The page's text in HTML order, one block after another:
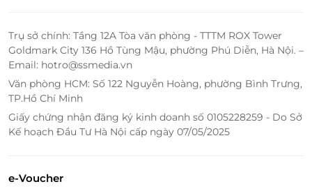
bạn có thể thưởng thức những món lẩu tuyệt vời tại
Cân Taiwanese Street Hotpot một cách nhanh
chóng và tiện lợi. LifeLink là nền tảng mua sắm trực
tuyến uy tín, cho phép bạn mua thẻ quà tặng với
thanh toán đơn giản và an toàn. Bạn chỉ cần vài bước
đơn giản để chọn mua thẻ quà tặng và thanh toán
trực tuyến, sau đó có thể sử dụng thẻ tại hệ thống
quốc.
Trụ sở chính: Tầng 12A Tòa văn phòng - TTTM ROX Tower
Goldmark City 136 Hồ Tùng Mậu, phường Phú Diễn, Hà Nội. –
Email: hotro@ssmedia.vn
Văn phòng HCM: Số 122 Nguyễn Hoàng, phường Bình Trưng,
TP.Hồ Chí Minh
Giấy chứng nhận đăng ký kinh doanh số 0105228259 - Do Sở
Kế hoạch Đầu Tư Hà Nội cấp ngày 07/05/2025
e-Voucher